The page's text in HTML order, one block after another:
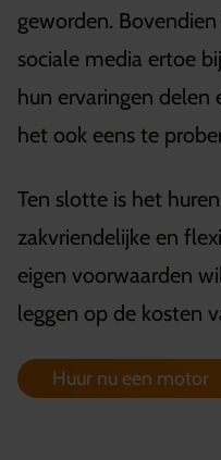
geworden.
sociale media ertoe
hun ervaringen
het ook eens te
Ten slotte is het
zakvriendelijke en
eigen voorwaarden
leggen op de kosten
Huur nu een motor